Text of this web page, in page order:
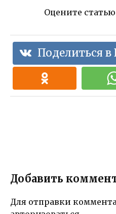
Оцените статью
Поделиться в
Добавить
Для отправки